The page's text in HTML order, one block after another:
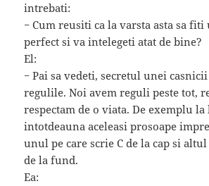
intrebati:
− Cum reusiti ca la varsta asta sa
perfect si va intelegeti atat de bine?
El:
− Pai sa vedeti, secretul unei
regulile. Noi avem reguli peste tot,
respectam de o viata. De exemplu
intotdeauna aceleasi prosoape
unul pe care scrie C de la cap si
de la fund.
Ea: